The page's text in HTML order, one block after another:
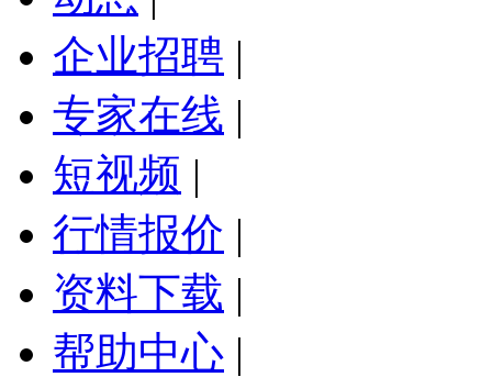
企业招聘 |
专家在线 |
短视频 |
行情报价 |
资料下载 |
帮助中心 |